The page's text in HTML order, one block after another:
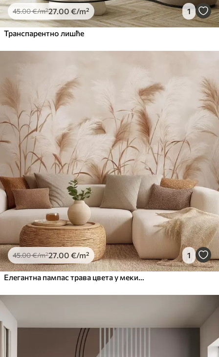
45.00€/m²27.00 €/m² 1
Транспарентно лишће
45.00€/m²27.00 €/m² 1
Елегантна пампас трава цвета у меким беж и млечним тоновима